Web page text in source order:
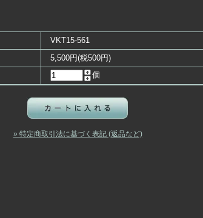
VKT15-561
5,500円(税500円)
個
» 特定商取引法に基づく表記 (返品など)